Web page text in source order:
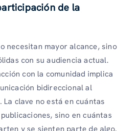
de la
necesitan mayor alcance, sino
con su audiencia actual.
con la comunidad implica
bidireccional al
La clave no está en cuántas
sino en cuántas
y se sienten parte de algo.